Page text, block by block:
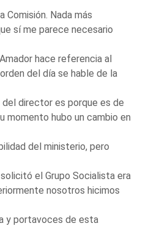
Comisión. Nada más
sí me parece necesario
hace referencia al
del día se hable de la
del director es porque es de
momento hubo un cambio en
del ministerio, pero
el Grupo Socialista era
nosotros hicimos
y portavoces de esta